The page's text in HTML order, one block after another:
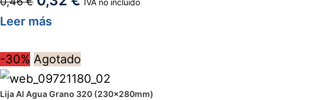
Leer más
-30% Agotado
Lija Al Agua Grano 320 (230x280mm)